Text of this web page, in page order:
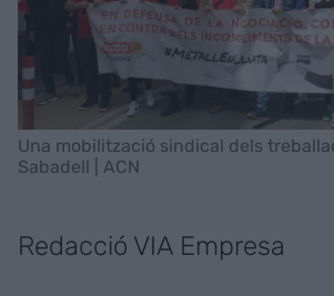
Una mobilització sindical dels
Sabadell | ACN
Redacció VIA Empresa